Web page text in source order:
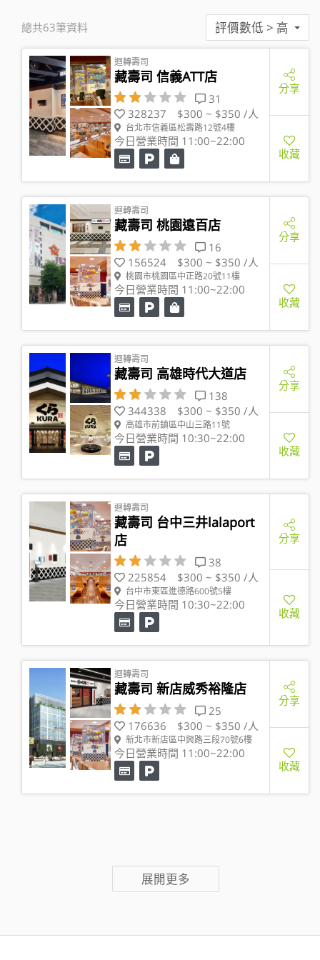
總共63筆資料 評價數低 > 高
迴轉壽司
藏壽司 信義ATT店
31
328237
$300 ~ $350 /人
台北市信義區松壽路12號4樓
今日營業時間 11:00~22:00
分享
收藏
迴轉壽司
藏壽司 桃園遠百店
16
156524
$300 ~ $350 /人
桃園市桃園區中正路20號11樓
今日營業時間 11:00~22:00
分享
收藏
迴轉壽司
藏壽司 高雄時代大道店
138
344338
$300 ~ $350 /人
高雄市前鎮區中山三路11號
今日營業時間 10:30~22:00
分享
收藏
迴轉壽司
藏壽司 台中三井lalaport
店
38
225854
$300 ~ $350 /人
台中市東區進德路600號5樓
今日營業時間 10:30~22:00
分享
收藏
迴轉壽司
藏壽司 新店威秀裕隆店
25
176636
$300 ~ $350 /人
新北市新店區中興路三段70號6樓
今日營業時間 11:00~22:00
分享
收藏
展開更多